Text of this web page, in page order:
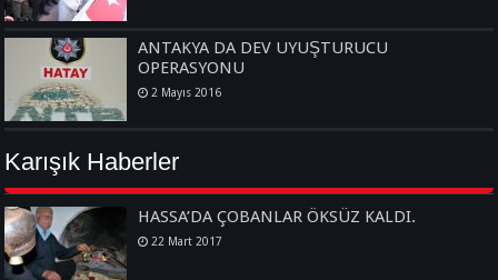
ANTAKYA DA DEV UYUŞTURUCU
OPERASYONU
2 Mayıs 2016
Karışık Haberler
HASSA’DA ÇOBANLAR ÖKSÜZ KALDI.
22 Mart 2017